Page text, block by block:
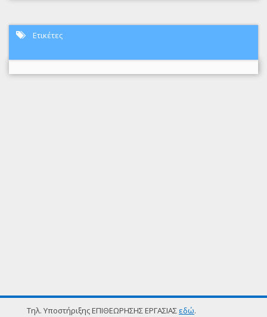
Ετικέτες
Τηλ. Υποστήριξης ΕΠΙΘΕΩΡΗΣΗΣ ΕΡΓΑΣΙΑΣ εδώ.